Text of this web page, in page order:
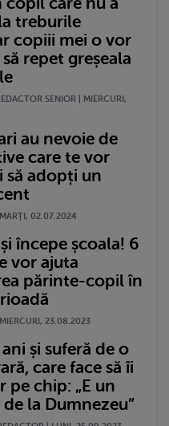
treburile
copiii mei o vor
repet greșeala
SENIOR | MIERCURI,
au nevoie de
care te vor
să adopți un
02.07.2024
începe școala! 6
vor ajuta
părinte-copil în
23.08.2023
și suferă de o
care face să îi
pe chip: „E un
la Dumnezeu”